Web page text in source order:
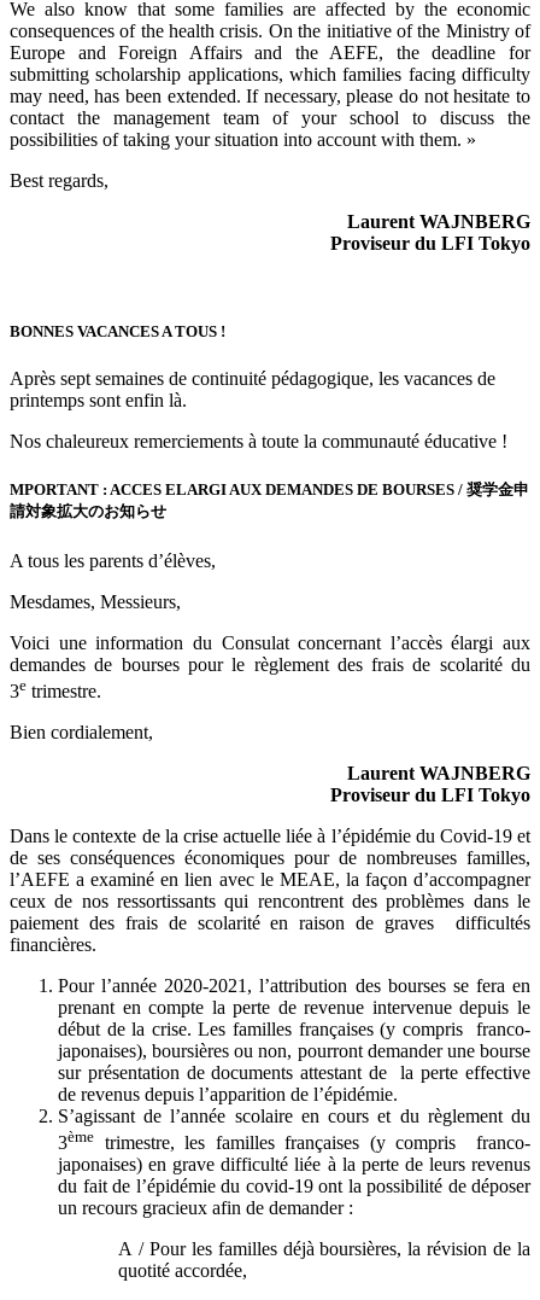
We also know that some families are affected by the economic
consequences of the health crisis. On the initiative of the Ministry of
Europe and Foreign Affairs and the AEFE, the deadline for
submitting scholarship applications, which families facing difficulty
may need, has been extended. If necessary, please do not hesitate to
contact the management team of your school to discuss the
possibilities of taking your situation into account with them. »
Best regards,
Laurent WAJNBERG
Proviseur du LFI Tokyo
BONNES VACANCES A TOUS !
Après sept semaines de continuité pédagogique, les vacances de
printemps sont enfin là.
Nos chaleureux remerciements à toute la communauté éducative !
MPORTANT : ACCES ELARGI AUX DEMANDES DE BOURSES / 奨学金申
請対象拡大のお知らせ
A tous les parents d’élèves,
Mesdames, Messieurs,
Voici une information du Consulat concernant l’accès élargi aux
demandes de bourses pour le règlement des frais de scolarité du
3e trimestre.
Bien cordialement,
Laurent WAJNBERG
Proviseur du LFI Tokyo
Dans le contexte de la crise actuelle liée à l’épidémie du Covid-19 et
de ses conséquences économiques pour de nombreuses familles,
l’AEFE a examiné en lien avec le MEAE, la façon d’accompagner
ceux de nos ressortissants qui rencontrent des problèmes dans le
paiement des frais de scolarité en raison de graves difficultés
financières.
Pour l’année 2020-2021 , l’attribution des bourses se fera en
prenant en compte la perte de revenue intervenue depuis le
début de la crise. Les familles françaises (y compris franco-
japonaises), boursières ou non, pourront demander une bourse
sur présentation de documents attestant de la perte effective
de revenus depuis l’apparition de l’épidémie.
S’agissant de l’année scolaire en cours et du règlement du
3ème trimestre, les familles françaises (y compris franco-
japonaises) en grave difficulté liée à la perte de leurs revenus
du fait de l’épidémie du covid-19 ont la possibilité de déposer
un recours gracieux afin de demander :
A / Pour les familles déjà boursières, la révision de la
quotité accordée,